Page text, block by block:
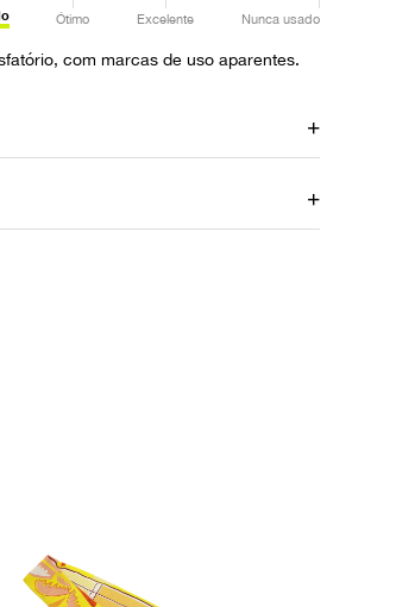
Ótimo Excelente Nunca usado
com marcas de uso aparentes.